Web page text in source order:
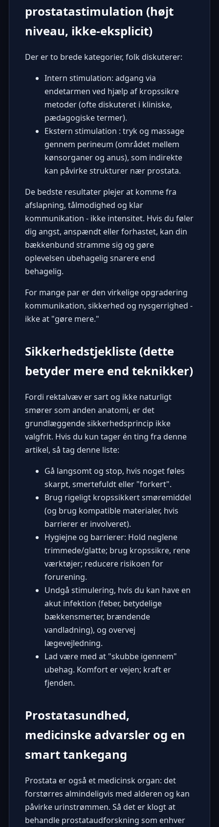
prostatastimulation (højt
niveau, ikke-eksplicit)
Der er to brede kategorier, folk diskuterer:
Intern stimulation: adgang via
endetarmen ved hjælp af kropssikre
metoder (ofte diskuteret i kliniske,
pædagogiske termer).
Ekstern stimulation : tryk og massage
gennem perineum (området mellem
kønsorganer og anus), som indirekte
kan påvirke strukturer nær prostata.
De bedste resultater plejer at komme fra
afslapning, tålmodighed og klar
kommunikation - ikke intensitet. Hvis du føler
dig angst, anspændt eller forhastet, kan din
bækkenbund stramme sig og gøre
oplevelsen ubehagelig snarere end
behagelig.
For mange par er den virkelige opgradering
kommunikation, sikkerhed og nysgerrighed -
ikke at "gøre mere."
Sikkerhedstjekliste (dette
betyder mere end teknikker)
Fordi rektalvæv er sart og ikke naturligt
smører som anden anatomi, er det
grundlæggende sikkerhedsprincip ikke
valgfrit. Hvis du kun tager én ting fra denne
artikel, så tag denne liste:
Gå langsomt og stop, hvis noget føles
skarpt, smertefuldt eller "forkert".
Brug rigeligt kropssikkert smøremiddel
(og brug kompatible materialer, hvis
barrierer er involveret).
Hygiejne og barrierer: Hold neglene
trimmede/glatte; brug kropssikre, rene
værktøjer; reducere risikoen for
forurening.
Undgå stimulering, hvis du kan have en
akut infektion (feber, betydelige
bækkensmerter, brændende
vandladning), og overvej
lægevejledning.
Lad være med at "skubbe igennem"
ubehag. Komfort er vejen; kraft er
fjenden.
Prostatasundhed,
medicinske advarsler og en
smart tankegang
Prostata er også et medicinsk organ: det
forstørres almindeligvis med alderen og kan
påvirke urinstrømmen. Så det er klogt at
behandle prostataudforskning som enhver